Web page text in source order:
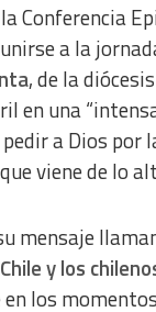
Conferencia
a la
, de la
en una
a Dios por
viene de lo
mensaje
y los
en los